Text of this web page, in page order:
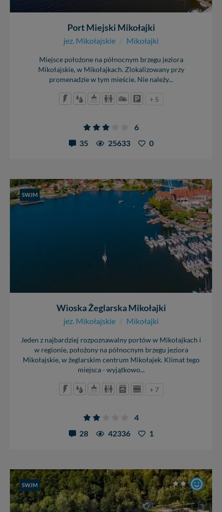
Port Miejski Mikołajki
jez. Mikołajskie / Mikołajki
Miejsce położone na północnym brzegu jeziora
Mikołajskie, w Mikołajkach. Zlokalizowany przy
promenadzie w tym mieście. Nie należy...
+ 5
6
35
25633 0
SWJM
Wioska Żeglarska Mikołajki
jez. Mikołajskie / Mikołajki
Jeden z najbardziej rozpoznawalny portów w Mikołajkach i
w regionie, położony na północnym brzegu jeziora
Mikołajskie, w żeglarskim centrum Mikołajek. Klimat tego
miejsca - wyjątkowo...
+ 7
4
28
42336 1
SWJM